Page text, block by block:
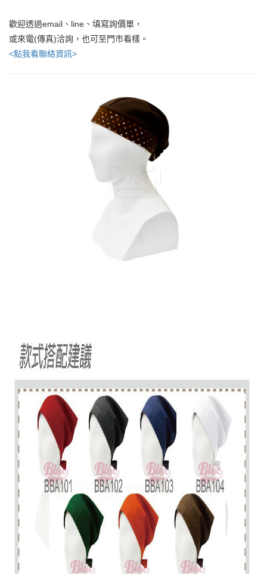
歡迎透過email、line、填寫詢價單，
或來電(傳真)洽詢，也可至門市看樣。
<點我看聯絡資訊>